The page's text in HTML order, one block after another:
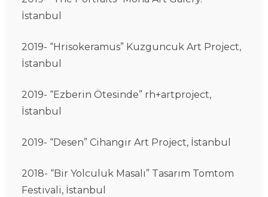
İstanbul
2019- “Hrisokeramus” Kuzguncuk Art Project,
İstanbul
2019- “Ezberin Ötesinde” rh+artproject,
İstanbul
2019- “Desen” Cihangir Art Project, İstanbul
2018- “Bir Yolculuk Masalı” Tasarım Tomtom
Festivali, İstanbul